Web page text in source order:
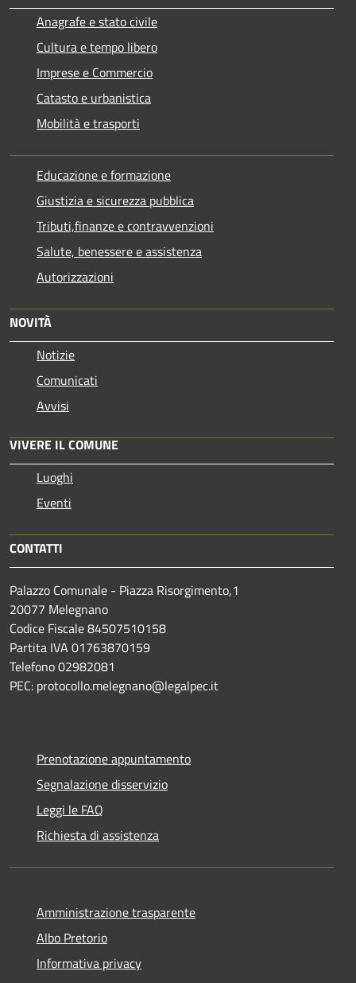
Anagrafe e stato civile
Cultura e tempo libero
Imprese e Commercio
Catasto e urbanistica
Mobilità e trasporti
Educazione e formazione
Giustizia e sicurezza pubblica
Tributi,finanze e contravvenzioni
Salute, benessere e assistenza
Autorizzazioni
NOVITÀ
Notizie
Comunicati
Avvisi
VIVERE IL COMUNE
Luoghi
Eventi
CONTATTI
Palazzo Comunale - Piazza Risorgimento,1
20077 Melegnano
Codice Fiscale 84507510158
Partita IVA 01763870159
Telefono 02982081
PEC: protocollo.melegnano@legalpec.it
Prenotazione appuntamento
Segnalazione disservizio
Leggi le FAQ
Richiesta di assistenza
Amministrazione trasparente
Albo Pretorio
Informativa privacy